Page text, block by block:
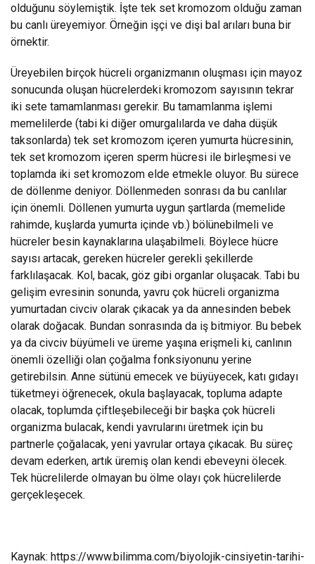
olduğunu söylemiştik. İşte tek set kromozom olduğu zaman
bu canlı üreyemiyor. Örneğin işçi ve dişi bal arıları buna bir
örnektir.
Üreyebilen birçok hücreli organizmanın oluşması için mayoz
sonucunda oluşan hücrelerdeki kromozom sayısının tekrar
iki sete tamamlanması gerekir. Bu tamamlanma işlemi
memelilerde (tabi ki diğer omurgalılarda ve daha düşük
taksonlarda) tek set kromozom içeren yumurta hücresinin,
tek set kromozom içeren sperm hücresi ile birleşmesi ve
toplamda iki set kromozom elde etmekle oluyor. Bu sürece
de döllenme deniyor. Döllenmeden sonrası da bu canlılar
için önemli. Döllenen yumurta uygun şartlarda (memelide
rahimde, kuşlarda yumurta içinde vb.) bölünebilmeli ve
hücreler besin kaynaklarına ulaşabilmeli. Böylece hücre
sayısı artacak, gereken hücreler gerekli şekillerde
farklılaşacak. Kol, bacak, göz gibi organlar oluşacak. Tabi bu
gelişim evresinin sonunda, yavru çok hücreli organizma
yumurtadan civciv olarak çıkacak ya da annesinden bebek
olarak doğacak. Bundan sonrasında da iş bitmiyor. Bu bebek
ya da civciv büyümeli ve üreme yaşına erişmeli ki, canlının
önemli özelliği olan çoğalma fonksiyonunu yerine
getirebilsin. Anne sütünü emecek ve büyüyecek, katı gıdayı
tüketmeyi öğrenecek, okula başlayacak, topluma adapte
olacak, toplumda çiftleşebileceği bir başka çok hücreli
organizma bulacak, kendi yavrularını üretmek için bu
partnerle çoğalacak, yeni yavrular ortaya çıkacak. Bu süreç
devam ederken, artık üremiş olan kendi ebeveyni ölecek.
Tek hücrelilerde olmayan bu ölme olayı çok hücrelilerde
gerçekleşecek.
Kaynak: https://www.bilimma.com/biyolojik-cinsiyetin-tarihi-